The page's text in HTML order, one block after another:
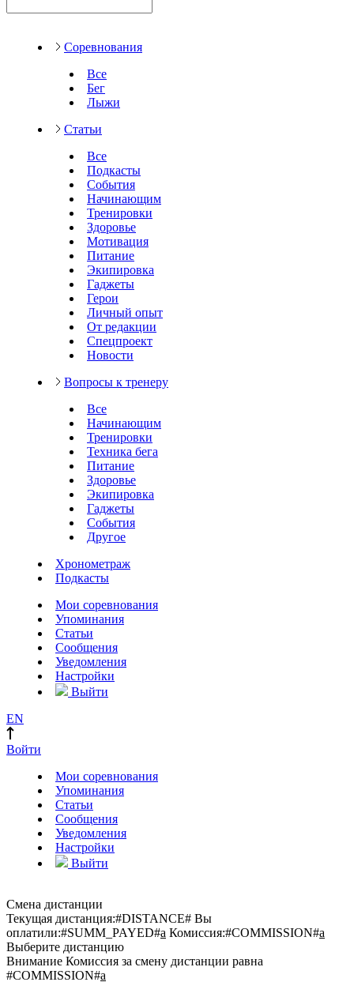
Соревнования
Все
Бег
Лыжи
Статьи
Все
Подкасты
События
Начинающим
Тренировки
Здоровье
Мотивация
Питание
Экипировка
Гаджеты
Герои
Личный опыт
От редакции
Спецпроект
Новости
Вопросы к тренеру
Все
Начинающим
Тренировки
Техника бега
Питание
Здоровье
Экипировка
Гаджеты
События
Другое
Хронометраж
Подкасты
Мои соревнования
Упоминания
Статьи
Сообщения
Уведомления
Настройки
Выйти
EN
Войти
Мои соревнования
Упоминания
Статьи
Сообщения
Уведомления
Настройки
Выйти
Смена дистанции
Текущая дистанция:#DISTANCE# Вы
оплатили:#SUMM_PAYED#a Комиссия:#COMMISSION#a
Выберите дистанцию
Внимание Комиссия за смену дистанции равна
#COMMISSION#a